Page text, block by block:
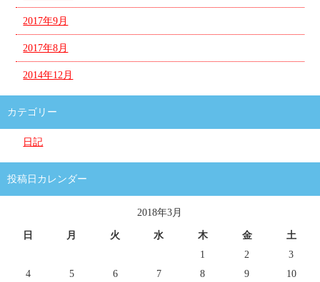
2017年9月
2017年8月
2014年12月
カテゴリー
日記
投稿日カレンダー
2018年3月
日 月 火 水 木 金
土
1
2
3
4
5 6 7 8 9 10